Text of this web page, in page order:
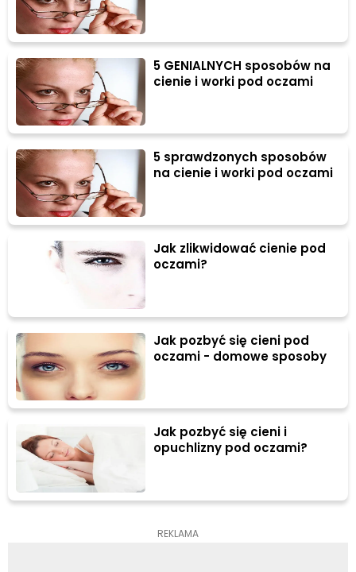
5 GENIALNYCH sposobów na
cienie i worki pod oczami
5 sprawdzonych sposobów
na cienie i worki pod oczami
Jak zlikwidować cienie pod
oczami?
Jak pozbyć się cieni pod
oczami - domowe sposoby
Jak pozbyć się cieni i
opuchlizny pod oczami?
REKLAMA